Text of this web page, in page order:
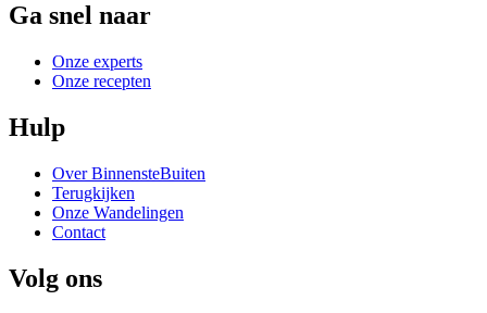
Ga snel naar
Onze experts
Onze recepten
Hulp
Over BinnensteBuiten
Terugkijken
Onze Wandelingen
Contact
Volg ons